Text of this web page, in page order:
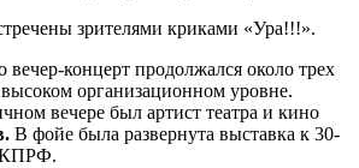
зрителями криками «Ура!!!».
концерт продолжался около трех
организационном уровне.
вечере был артист театра и кино
В фойе была развернута выставка к 30-
КПРФ.